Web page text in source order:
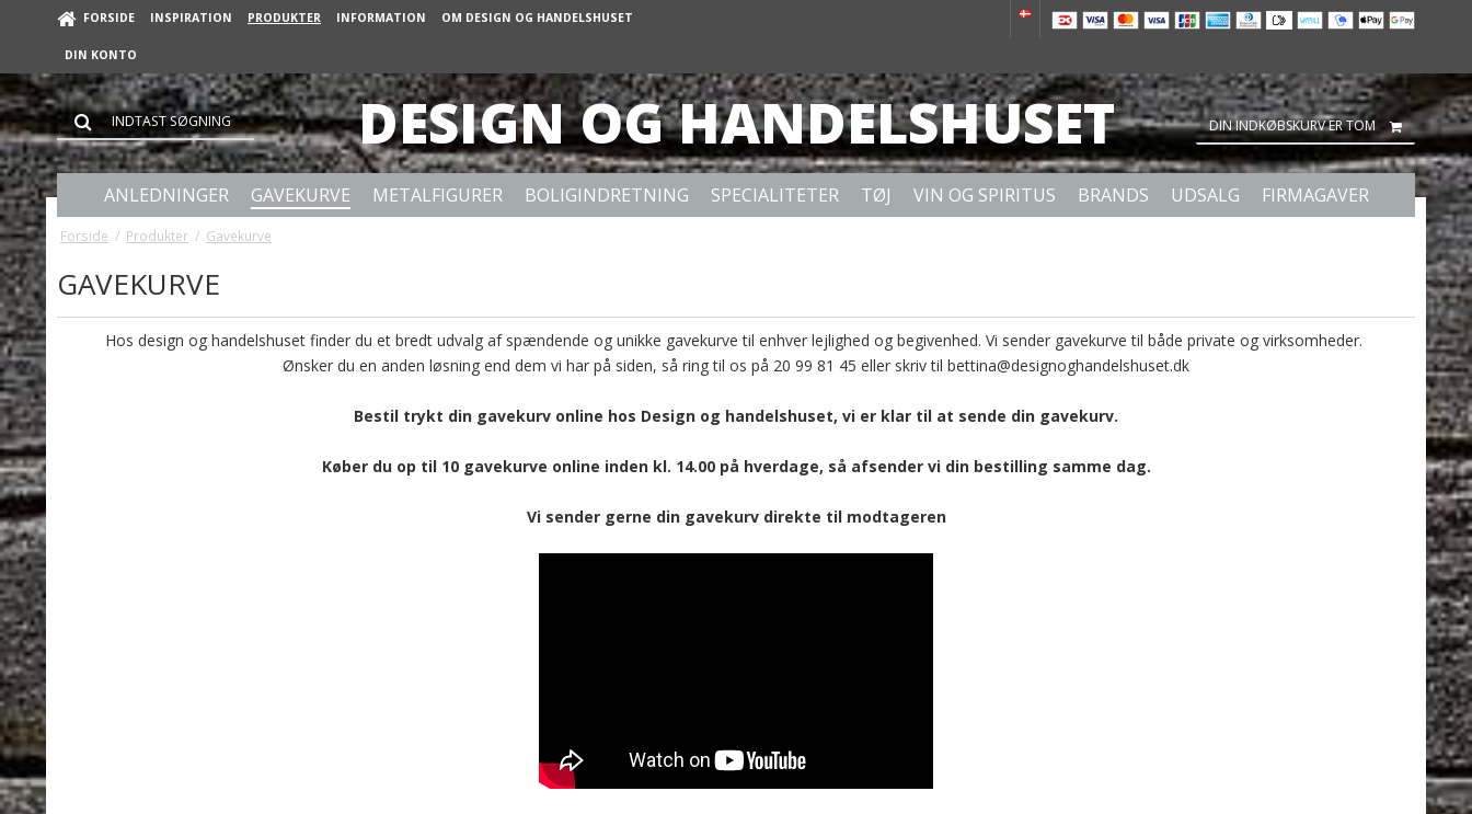
FORSIDE INSPIRATION PRODUKTER INFORMATION OM DESIGN OG HANDELSHUSET
DIN KONTO
DESIGN OG HANDELSHUSET DIN INDKØBSKURV ER TOM
ANLEDNINGER GAVEKURVE METALFIGURER BOLIGINDRETNING SPECIALITETER TØJ VIN OG SPIRITUS BRANDS UDSALG FIRMAGAVER
Forside / Produkter / Gavekurve
GAVEKURVE
Hos design og handelshuset finder du et bredt udvalg af spændende og unikke gavekurve til enhver lejlighed og begivenhed. Vi sender gavekurve til både private og virksomheder.
Ønsker du en anden løsning end dem vi har på siden, så ring til os på 20 99 81 45 eller skriv til bettina@designoghandelshuset.dk
Bestil trykt din gavekurv online hos Design og handelshuset, vi er klar til at sende din gavekurv.
Køber du op til 10 gavekurve online inden kl. 14.00 på hverdage, så afsender vi din bestilling samme dag.
Vi sender gerne din gavekurv direkte til modtageren